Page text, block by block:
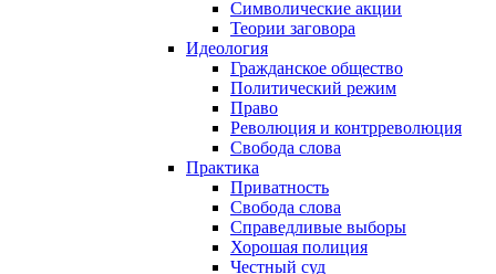
Символические акции
Теории заговора
Идеология
Гражданское общество
Политический режим
Право
Революция и контрреволюция
Свобода слова
Практика
Приватность
Свобода слова
Справедливые выборы
Хорошая полиция
Честный суд